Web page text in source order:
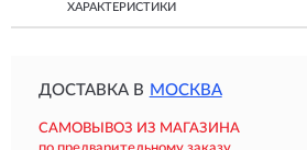
ХАРАКТЕРИСТИКИ
ДОСТАВКА В МОСКВА
САМОВЫВОЗ ИЗ МАГАЗИНА